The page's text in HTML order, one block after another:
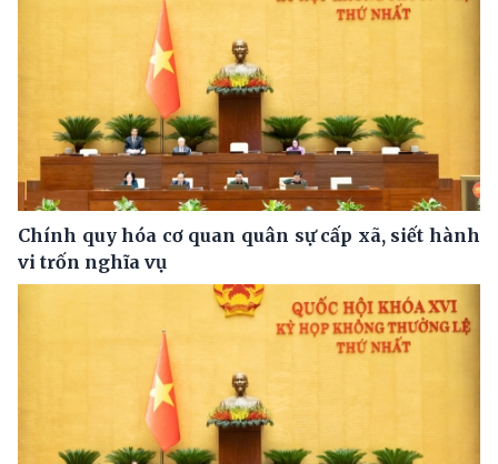
Chính quy hóa cơ quan quân sự cấp xã, siết hành
vi trốn nghĩa vụ